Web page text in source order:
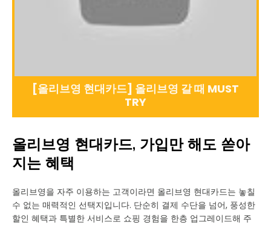
[올리브영 현대카드] 올리브영 갈 때 MUST
TRY
올리브영 현대카드, 가입만 해도 쏟아
지는 혜택
올리브영을 자주 이용하는 고객이라면 올리브영 현대카드는 놓칠
수 없는 매력적인 선택지입니다. 단순히 결제 수단을 넘어, 풍성한
할인 혜택과 특별한 서비스로 쇼핑 경험을 한층 업그레이드해 주